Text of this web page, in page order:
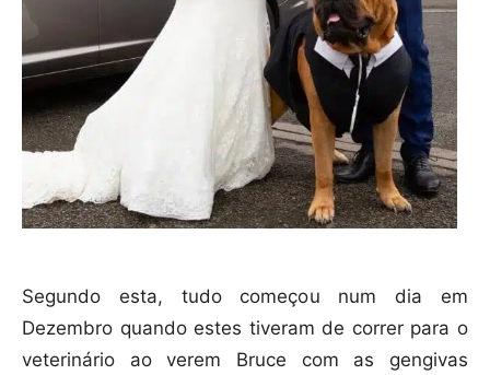
Segundo esta, tudo começou num dia em
Dezembro quando estes tiveram de correr para o
veterinário ao verem Bruce com as gengivas